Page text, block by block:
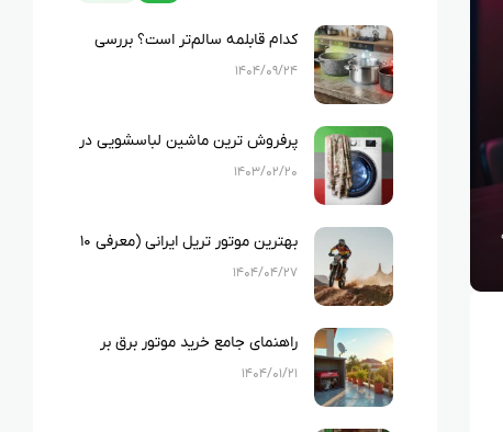
کدام قابلمه سالم‌تر است؟ بررسی
کامل چدن، استیل، گرانیت و تفلون
۱۴۰۴/۰۹/۲۴
پرفروش ترین ماشین لباسشویی در
ایران
۱۴۰۳/۰۲/۲۰
بهترین موتور تریل ایرانی (معرفی ۱۰
نمونه بهترین تریل های ایرانی)
۱۴۰۴/۰۴/۲۷
راهنمای جامع خرید موتور برق بر
اساس متراژ خانه و لوازم خانگی
۱۴۰۴/۰۱/۲۱